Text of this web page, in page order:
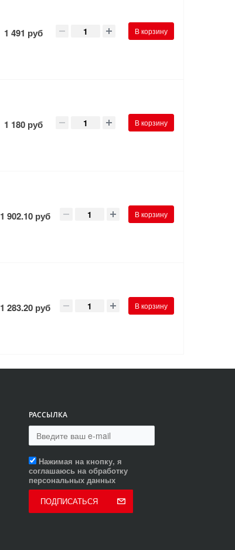
1 491 руб В корзину
1 180 руб В корзину
1 902.10 руб В корзину
1 283.20 руб В корзину
РАССЫЛКА
Нажимая на кнопку, я
соглашаюсь на обработку
персональных данных
ПОДПИСАТЬСЯ